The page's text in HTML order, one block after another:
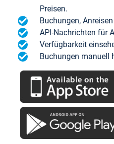
Preisen.
Buchungen,
API-Nachrichten für
Verfügbarkeit
Buchungen manuell